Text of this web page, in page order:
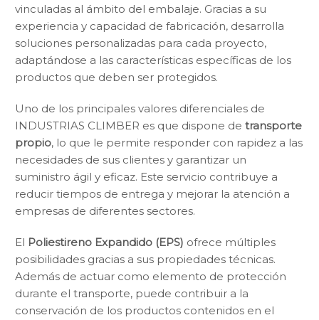
vinculadas al ámbito del embalaje. Gracias a su
experiencia y capacidad de fabricación, desarrolla
soluciones personalizadas para cada proyecto,
adaptándose a las características específicas de los
productos que deben ser protegidos.
Uno de los principales valores diferenciales de
INDUSTRIAS CLIMBER es que dispone de transporte
propio, lo que le permite responder con rapidez a las
necesidades de sus clientes y garantizar un
suministro ágil y eficaz. Este servicio contribuye a
reducir tiempos de entrega y mejorar la atención a
empresas de diferentes sectores.
El Poliestireno Expandido (EPS) ofrece múltiples
posibilidades gracias a sus propiedades técnicas.
Además de actuar como elemento de protección
durante el transporte, puede contribuir a la
conservación de los productos contenidos en el